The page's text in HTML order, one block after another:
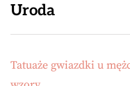
Uroda
Tatuaże gwiazdki u